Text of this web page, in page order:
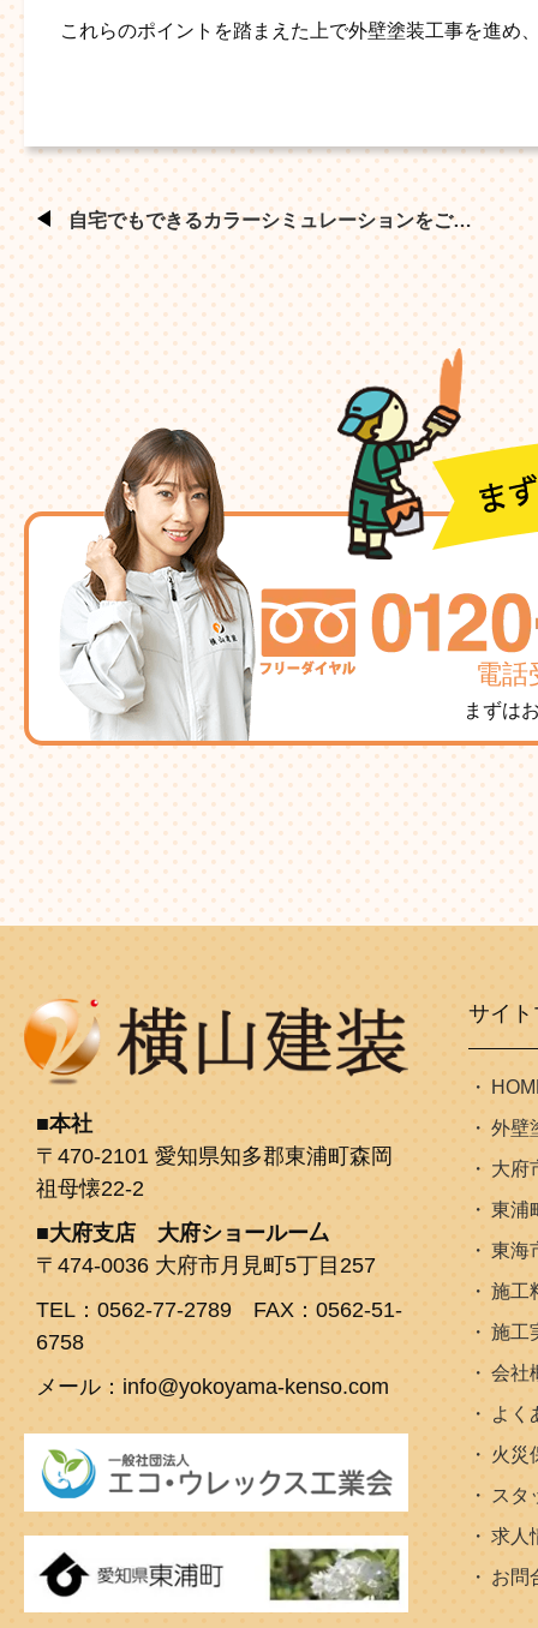
これらのポイントを踏まえた上で外壁塗装工事を進め
自宅でもできるカラーシミュレーションをご…
電話
まずは
本社
〒470-2101 愛知県知多郡東浦町森岡
祖母懐22-2
大府支店 大府ショールー厶
〒474-0036 大府市月見町5丁目257
TEL：0562-77-2789 FAX：0562-51-
6758
メール：info@yokoyama-kenso.com
サイ
外壁
大府
東浦
東海
施工
施工
会社
よく
火災
スタ
求人
お問